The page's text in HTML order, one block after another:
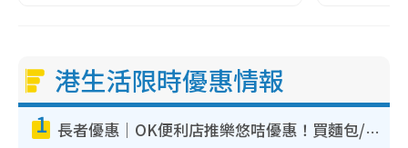
港生活限時優惠情報
1 長者優惠｜OK便利店推樂悠咭優惠！買麵包/牛奶/保健品拍卡即減